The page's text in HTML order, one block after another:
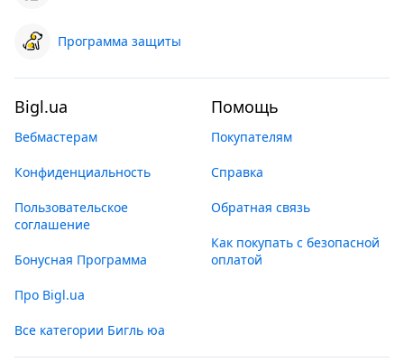
Программа защиты
Bigl.ua
Вебмастерам
Конфиденциальность
Пользовательское
соглашение
Бонусная Программа
Про Bigl.ua
Все категории Бигль юа
Помощь
Покупателям
Справка
Обратная связь
Как покупать с безопасной
оплатой